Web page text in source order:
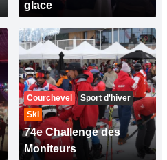
glace
Courchevel
Sport d'hiver
Ski
74e Challenge des
Moniteurs